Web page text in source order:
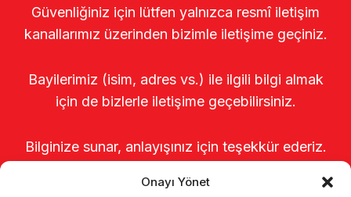
Onayı Yönet
Güvenliğiniz için lütfen yalnızca resmî iletişim
kanallarımız üzerinden bizimle iletişime geçiniz.
Bayilerimiz (isim, adres vs.) ile ilgili bilgi almak
için de bizlerle iletişime geçebilirsiniz.
Bilginize sunar, anlayışınız için teşekkür ederiz.